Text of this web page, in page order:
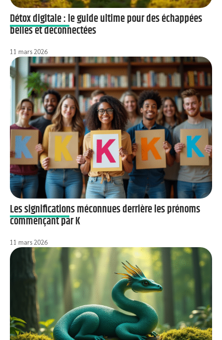
Détox digitale : le guide ultime pour des échappées
belles et déconnectées
11 mars 2026
Les significations méconnues derrière les prénoms
commençant par K
11 mars 2026